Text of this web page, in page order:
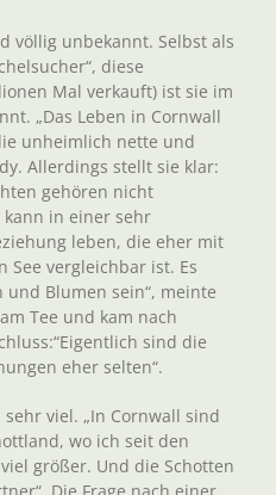
völlig unbekannt. Selbst als
diese
Mal verkauft) ist sie im
„Das Leben in Cornwall
unheimlich nette und
Allerdings stellt sie klar:
gehören nicht
in einer sehr
leben, die eher mit
vergleichbar ist. Es
Blumen sein“, meinte
Tee und kam nach
sind die
eher selten“.
viel. „In Cornwall sind
wo ich seit den
größer. Und die Schotten
Die Frage nach einer